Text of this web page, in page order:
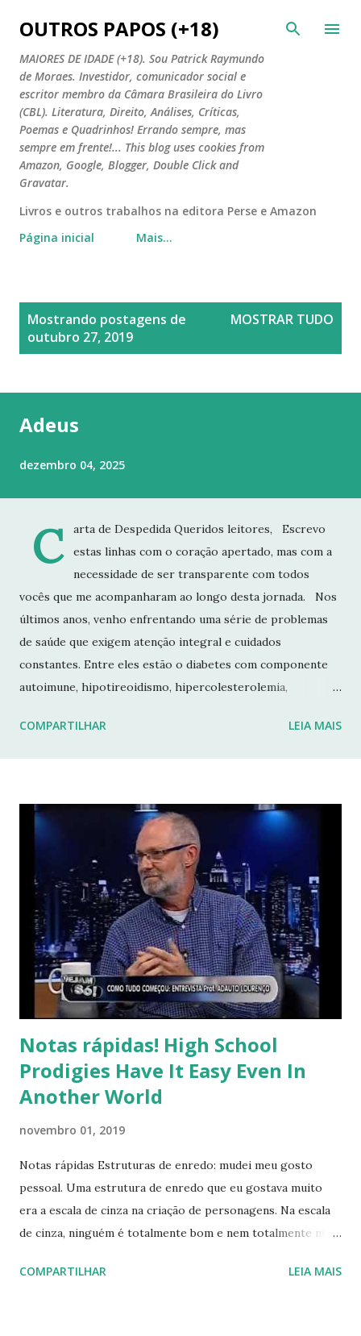
Pular para o conteúdo principal
OUTROS PAPOS (+18)
MAIORES DE IDADE (+18). Sou Patrick Raymundo
de Moraes. Investidor, comunicador social e
escritor membro da Câmara Brasileira do Livro
(CBL). Literatura, Direito, Análises, Críticas,
Poemas e Quadrinhos! Errando sempre, mas
sempre em frente!... This blog uses cookies from
Amazon, Google, Blogger, Double Click and
Gravatar.
Livros e outros trabalhos na editora Perse e Amazon
Página inicial
Mais…
Mostrando postagens de
outubro 27, 2019
MOSTRAR TUDO
Adeus
dezembro 04, 2025
C
arta de Despedida Queridos leitores, Escrevo
estas linhas com o coração apertado, mas com a
necessidade de ser transparente com todos
vocês que me acompanharam ao longo desta jornada. Nos
últimos anos, venho enfrentando uma série de problemas
de saúde que exigem atenção integral e cuidados
constantes. Entre eles estão o diabetes com componente
autoimune, hipotireoidismo, hipercolesterolemia,
fraturas. Esses desafios têm impactado profundamente
Não posso garantir quando — ou se — retornarei. Neste
momento, minha prioridade precisa ser cuidar da minha
saúde e buscar qualidade de vida dentro das limitações que
enfrento. Quero agradecer imensamente a cada um de
vocês que esteve comigo, que leu, comentou, compartilho...
COMPARTILHAR LEIA MAIS
Notas rápidas! High School
Prodigies Have It Easy Even In
Another World
novembro 01, 2019
Notas rápidas Estruturas de enredo: mudei meu gosto
pessoal. Uma estrutura de enredo que eu gostava muito
era a escala de cinza na criação de personagens. Na escala
de cinza, ninguém é totalmente bom e nem totalmente mau,
personagens migravam de uma conduta para outra a
COMPARTILHAR LEIA MAIS